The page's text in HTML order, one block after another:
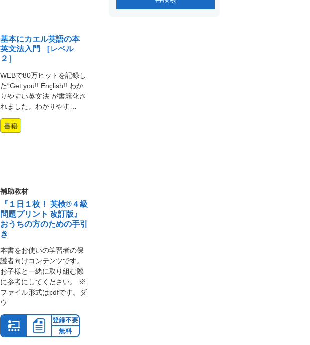
基本にカエル英語の本
英文法入門 ［レベル
２］
WEBで80万ヒットを記録し
た“Get you!! English!! わか
りやすい英文法”が書籍化さ
れました。わかりやす…
書籍
補助教材
『１日１枚！ 英検®４級
問題プリント 改訂版』
おうちの方のための手引
き
本書をお使いの学習者の保
護者向けコンテンツです。
お子様と一緒に取り組む際
に参考にしてください。 ※
ファイル形式はpdfです。ダ
ウ
登録不要
無料